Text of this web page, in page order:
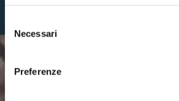
delNecessari
Preferenze